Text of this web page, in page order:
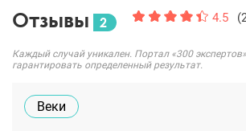
Отзывы 2 4.5
Каждый случай уникален. Портал «300
гарантировать определенный результат.
Веки